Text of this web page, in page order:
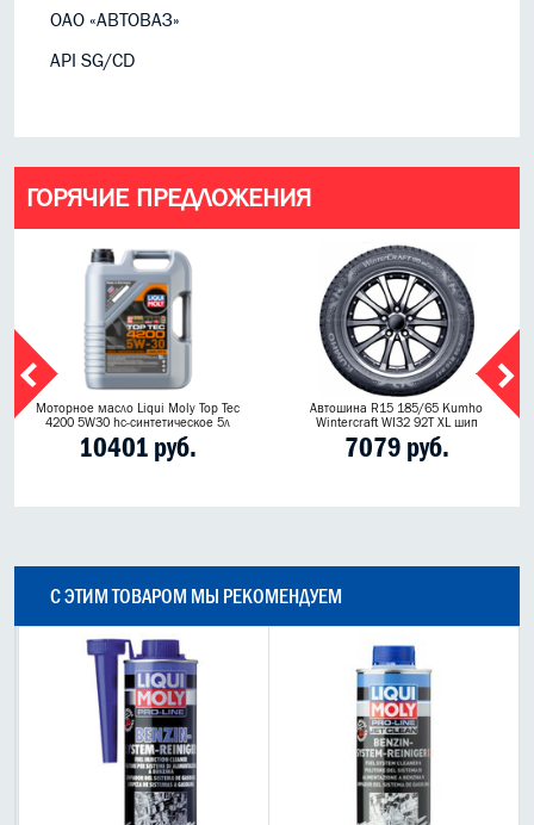
ОАО «АВТОВАЗ»
API SG/CD
ГОРЯЧИЕ ПРЕДЛОЖЕНИЯ
Моторное масло Liqui Moly Top Tec
4200 5W30 hc-синтетическое 5л
10401 руб.
Автошина R15 185/65 Kumho
Wintercraft WI32 92T XL шип
7079 руб.
С ЭТИМ ТОВАРОМ МЫ РЕКОМЕНДУЕМ